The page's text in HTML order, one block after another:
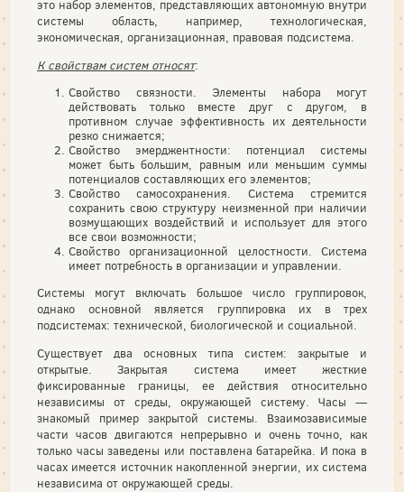
это набор элементов, представляющих автономную внутри
системы область, например, технологическая,
экономическая, организаци­онная, правовая подсистема.
К свойствам систем относят:
Свойство связности. Элементы набора могут
действовать только вместе друг с другом, в
противном случае эффективность их дея­тельности
резко снижается;
Свойство эмерджентности: потенциал системы
может быть большим, равным или меньшим суммы
потенциалов составляю­щих его элементов;
Свойство самосохранения. Система стремится
сохранить свою структуру неизменной при наличии
возмущающих воздействий и использует для этого
все свои возможности;
Свойство организационной целостности. Система
имеет по­требность в организации и управлении.
Системы могут включать большое число группировок,
однако основной является группировка их в трех
подсистемах: техничес­кой, биологической и социальной.
Существует два основных типа систем: закрытые и
открытые. Закрытая система имеет жесткие
фиксированные границы, ее действия относительно
независимы от среды, окружающей систему. Часы —
знакомый пример закрытой системы. Взаимозависимые
части часов двигаются непрерывно и очень точно, как
только часы заведены или поставлена батарейка. И пока в
часах имеется источник накопленной энергии, их система
независима от окружающей среды.